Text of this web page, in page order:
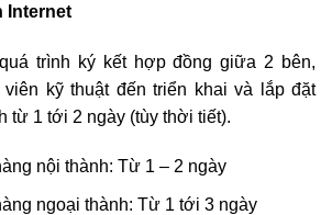
Internet
trình ký kết hợp đồng giữa 2 bên,
kỹ thuật đến triển khai và lắp đặt
từ 1 tới 2 ngày (tùy thời tiết).
nội thành: Từ 1 – 2 ngày
ngoại thành: Từ 1 tới 3 ngày